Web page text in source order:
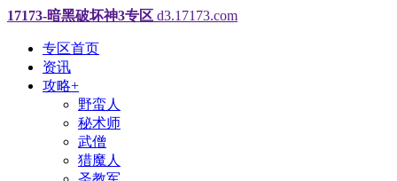
17173-暗黑破坏神3专区 d3.17173.com
专区首页
资讯
攻略+
野蛮人
秘术师
武僧
猎魔人